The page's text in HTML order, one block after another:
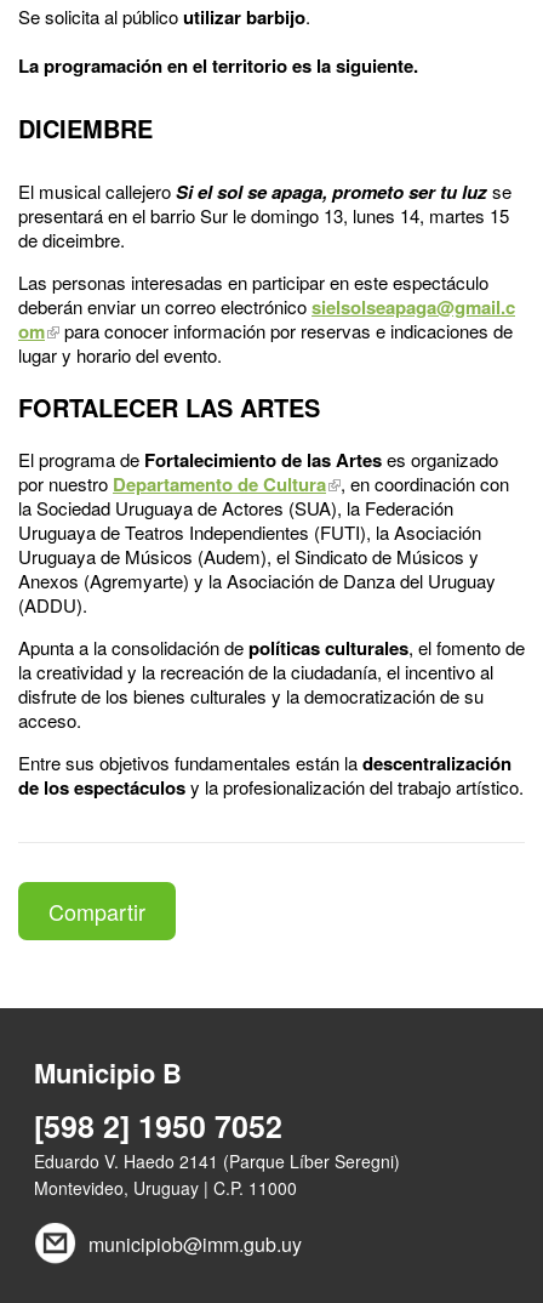
Se solicita al públicoutilizar barbijo.
La programación en el territorio es la siguiente.
DICIEMBRE
El musical callejeroSi el sol se apaga, prometo ser tu luzse
presentará en el barrio Sur le domingo 13, lunes 14, martes 15
de diceimbre.
Las personas interesadas en participar en este espectáculo
deberán enviar un correo electrónicosielsolseapaga@gmail.c
om
para conocer información por reservas e indicaciones de
lugar y horario del evento.
FORTALECER LAS ARTES
El programa de Fortalecimiento de las Arteses organizado
por nuestro Departamento de Cultura
, en coordinación con
la Sociedad Uruguaya de Actores (SUA), la Federación
Uruguaya de Teatros Independientes (FUTI), la Asociación
Uruguaya de Músicos (Audem), el Sindicato de Músicos y
Anexos (Agremyarte) y la Asociación de Danza del Uruguay
(ADDU).
Apunta a la consolidación depolíticas culturales, el fomento de
la creatividad y la recreación de la ciudadanía, el incentivo al
disfrute de los bienes culturales y la democratización de su
acceso.
Entre sus objetivos fundamentales están ladescentralización
de los espectáculosy la profesionalización del trabajo artístico.
Compartir
Municipio B
[598 2] 1950 7052
Eduardo V. Haedo 2141 (Parque Líber Seregni)
Montevideo, Uruguay | C.P. 11000
municipiob@imm.gub.uy